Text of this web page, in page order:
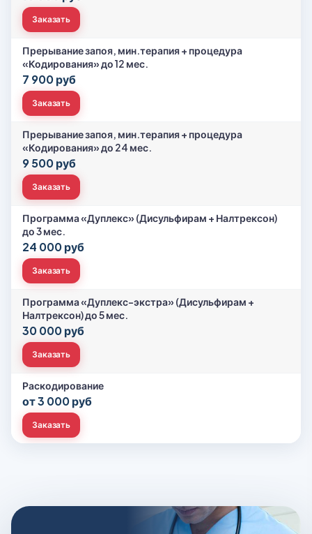
Заказать
Прерывание запоя, мин.терапия + процедура
«Кодирования» до 12 мес.
7 900 руб
Заказать
Прерывание запоя, мин.терапия + процедура
«Кодирования» до 24 мес.
9 500 руб
Заказать
Программа «Дуплекс» (Дисульфирам + Налтрексон)
до 3 мес.
24 000 руб
Заказать
Программа «Дуплекс-экстра» (Дисульфирам +
Налтрексон) до 5 мес.
30 000 руб
Заказать
Раскодирование
от 3 000 руб
Заказать